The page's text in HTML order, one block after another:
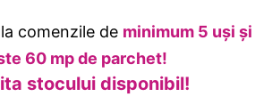
comenzile de minimum 5 uși și
60 mp de parchet!
stocului disponibil!